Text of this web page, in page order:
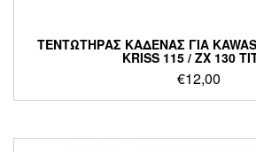
ΤΕΝΤΩΤΗΡΑΣ ΚΑΔΕΝΑΣ ΓΙΑ
KRISS 115 / ZX 130
€12,00